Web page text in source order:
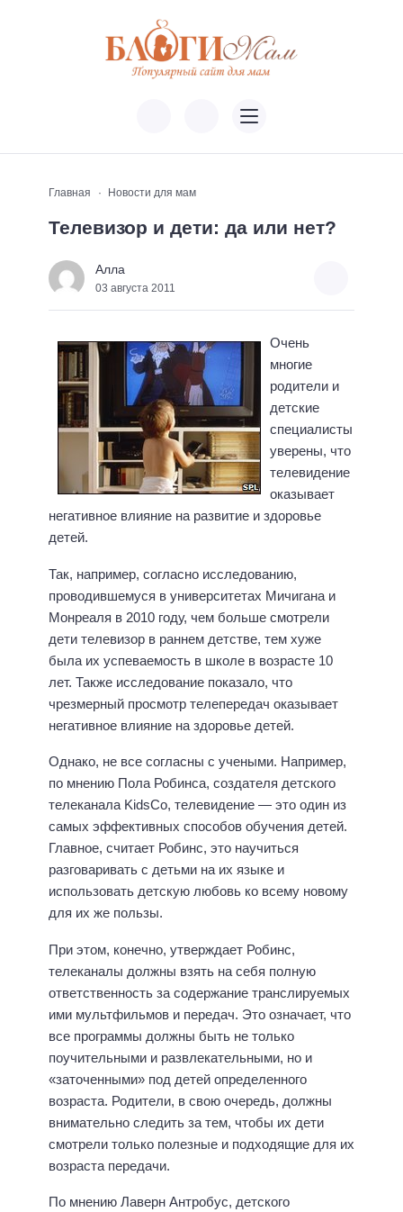
Главная Новости для мам
Телевизор и дети: да или нет?
Алла
03 августа 2011
Очень
многие
родители и
детские
специалисты
уверены, что
телевидение
оказывает
негативное влияние на развитие и здоровье
детей.
Так, например, согласно исследованию,
проводившемуся в университетах Мичигана и
Монреаля в 2010 году, чем больше смотрели
дети телевизор в раннем детстве, тем хуже
была их успеваемость в школе в возрасте 10
лет. Также исследование показало, что
чрезмерный просмотр телепередач оказывает
негативное влияние на здоровье детей.
Однако, не все согласны с учеными. Например,
по мнению Пола Робинса, создателя детского
телеканала KidsCo, телевидение — это один из
самых эффективных способов обучения детей.
Главное, считает Робинс, это научиться
разговаривать с детьми на их языке и
использовать детскую любовь ко всему новому
для их же пользы.
При этом, конечно, утверждает Робинс,
телеканалы должны взять на себя полную
ответственность за содержание транслируемых
ими мультфильмов и передач. Это означает, что
все программы должны быть не только
поучительными и развлекательными, но и
«заточенными» под детей определенного
возраста. Родители, в свою очередь, должны
внимательно следить за тем, чтобы их дети
смотрели только полезные и подходящие для их
возраста передачи.
По мнению Лаверн Антробус, детского